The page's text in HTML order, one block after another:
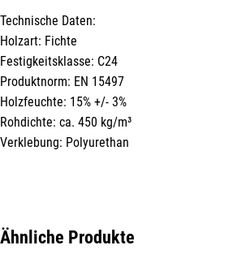
Technische Daten:
Holzart: Fichte
Festigkeitsklasse: C24
Produktnorm: EN 15497
Holzfeuchte: 15% +/- 3%
Rohdichte: ca. 450 kg/m³
Verklebung: Polyurethan
Ähnliche Produkte